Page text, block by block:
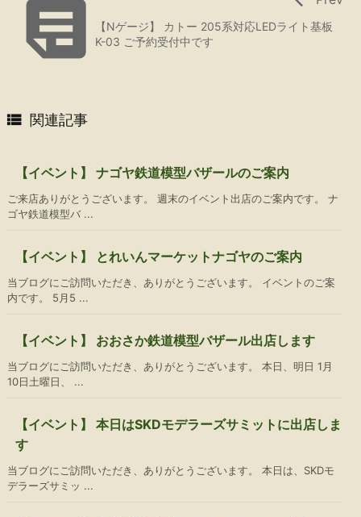
 【Nゲージ】 カトー 205系対応LEDライト基板
K-03 ご予約受付中です
 関連記事
【イベント】 ナゴヤ鉄道模型バザールのご案内
ご来店ありがとうございます。 週末のイベント出店のご案内です。 ナ
ゴヤ鉄道模型バ ...
【イベント】 とれいんマーケットナゴヤのご案内
当ブログにご訪問いただき、ありがとうございます。 イベントのご案
内です。 5月5 ...
【イベント】 おおさか鉄道模型バザール出店します
当ブログにご訪問いただき、ありがとうございます。 本日、明日 1月
10日土曜日、 ...
【イベント】 本日はSKDモデラーズサミットに出店しま
す
当ブログにご訪問いただき、ありがとうございます。 本日は、SKDモ
デラーズサミッ ...